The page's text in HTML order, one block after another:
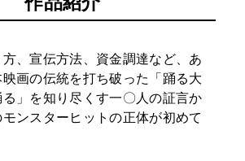
、宣伝方法、資金調達など、あ
画の伝統を打ち破った「踊る大
」を知り尽くす一〇人の証言か
ンスターヒットの正体が初めて